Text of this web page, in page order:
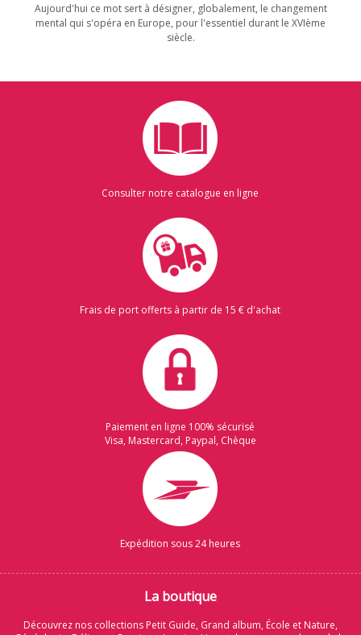
Aujourd'hui ce mot sert à désigner, globalement, le changement
mental qui s'opéra en Europe, pour l'essentiel durant le XVIème
siècle.
Consulter notre catalogue en ligne
Frais de port offerts à partir de 15 € d'achat
Paiement en ligne 100% sécurisé
Visa, Mastercard, Paypal, Chèque
Expédition sous 24 heures
La boutique
Découvrez nos collections Petit Guide, Grand album, École et Nature,